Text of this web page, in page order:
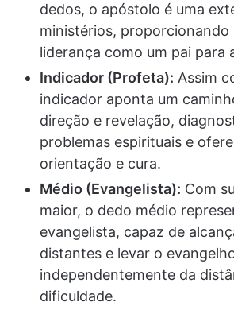
dedos, o apóstolo é uma
ministérios,
liderança como um pai para
Indicador (Profeta): Assim
indicador aponta um
direção e revelação,
problemas espirituais e
orientação e cura.
Médio (Evangelista): Com
maior, o dedo médio
evangelista, capaz de
distantes e levar o
independentemente da
dificuldade.